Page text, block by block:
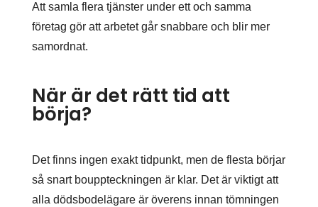
Att samla flera tjänster under ett och samma
företag gör att arbetet går snabbare och blir mer
samordnat.
När är det rätt tid att
börja?
Det finns ingen exakt tidpunkt, men de flesta börjar
så snart bouppteckningen är klar. Det är viktigt att
alla dödsbodelägare är överens innan tömningen